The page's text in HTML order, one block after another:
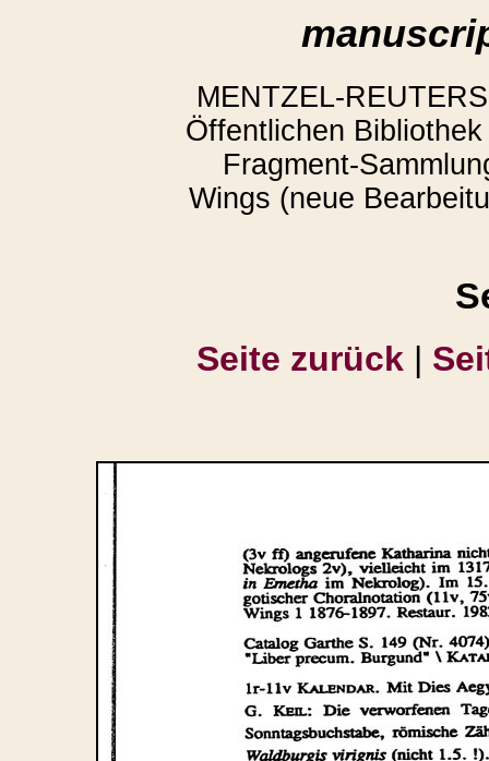
MENTZEL-
Öffentlichen
Fragment-
Wings (neue
Seite zurück |